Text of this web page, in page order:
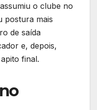
o clube no
postura mais
de saída
e, depois,
final.